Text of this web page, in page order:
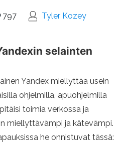
797 Tyler Kozey
selainten
Yandex miellyttää usein
ohjelmilla, apuohjelmilla
toimia verkossa ja
miellyttävämpi ja kätevämpi.
he onnistuvat tässä: